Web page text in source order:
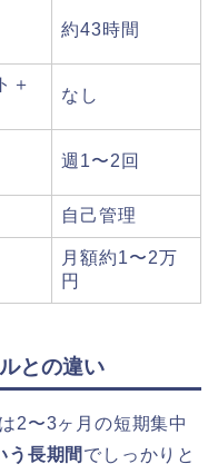
約43時間
＋
なし
週1〜2回
自己管理
月額約1〜2万
円
との違い
2〜3ヶ月の短期集中
う長期間 でしっかりと